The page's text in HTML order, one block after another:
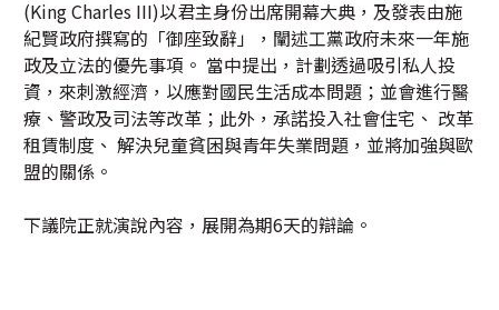
(King Charles III)以君主身份出席開幕大典，及發表由施
紀賢政府撰寫的「御座致辭」，闡述工黨政府未來一年施
政及立法的優先事項。 當中提出，計劃透過吸引私人投
資，來刺激經濟，以應對國民生活成本問題；並會進行醫
療、警政及司法等改革；此外，承諾投入社會住宅、 改革
租賃制度、 解決兒童貧困與青年失業問題，並將加強與歐
盟的關係。
下議院正就演說內容，展開為期6天的辯論。